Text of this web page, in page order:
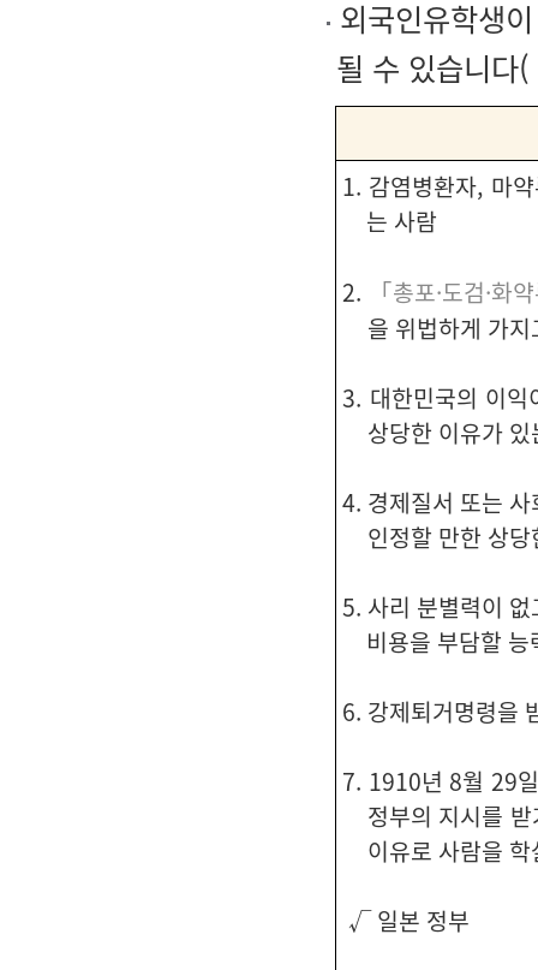
외국인유학생
될 수 있습니다(
1. 감염병환자, 마
는 사람
2.
「총포·도검·
을 위법하게 가
3. 대한민국의 이
상당한 이유가
4. 경제질서 또는
인정할 만한 상
5. 사리 분별력이
비용을 부담할
6. 강제퇴거명령을
7. 1910년 8월 29
정부의 지시를
이유로 사람을
√ 일본 정부